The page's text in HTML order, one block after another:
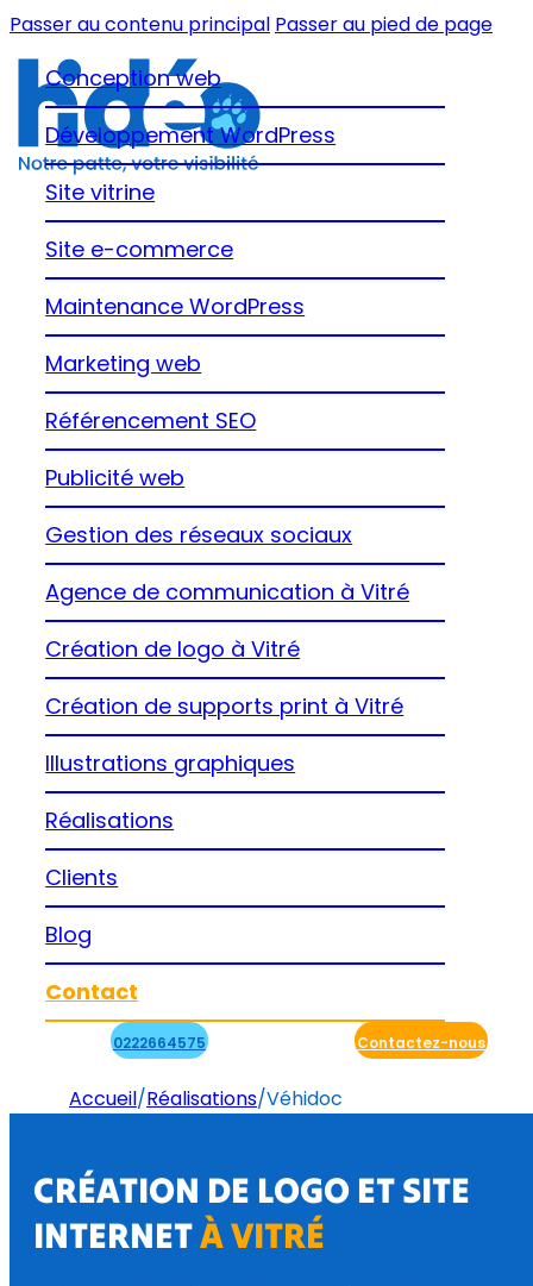
Passer au contenu principal Passer au pied de page
Conception web
Développement WordPress
Site vitrine
Site e-commerce
Maintenance WordPress
Marketing web
Référencement SEO
Publicité web
Gestion des réseaux sociaux
Agence de communication à Vitré
Création de logo à Vitré
Création de supports print à Vitré
Illustrations graphiques
Réalisations
Clients
Blog
Contact
0222664575 Contactez-nous
Accueil/Réalisations/Véhidoc
CRÉATION DE LOGO ET SITE
INTERNETÀ VITRÉ